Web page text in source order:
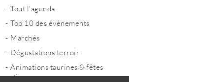
Tout l'agenda
Top 10 des évènements
Marchés
Dégustations terroir
Animations taurines & fêtes
votives